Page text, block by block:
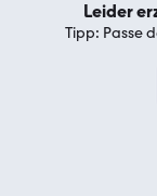
Leider
Tipp: Passe